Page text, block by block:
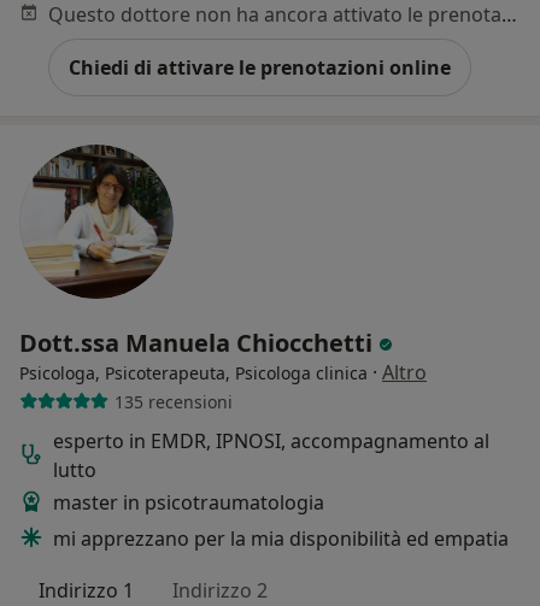
Questo dottore non ha ancora attivato le prenotazioni online presso questo indirizzo.
Chiedi di attivare le prenotazioni online
Dott.ssa Manuela Chiocchetti
Psicologa, Psicoterapeuta, Psicologa clinica · Altro
135 recensioni
esperto in EMDR, IPNOSI, accompagnamento al
lutto
master in psicotraumatologia
mi apprezzano per la mia disponibilità ed empatia
Indirizzo 1
Indirizzo 2